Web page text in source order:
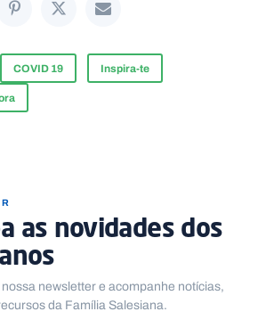
COVID 19
Inspira-te
as novidades dos
newsletter e acompanhe notícias,
da Família Salesiana.